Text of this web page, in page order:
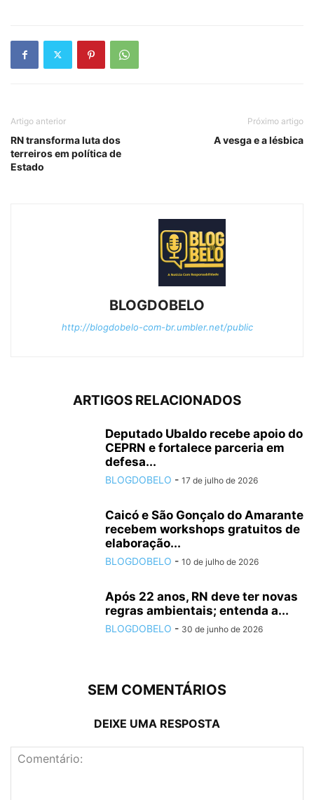
Artigo anterior
RN transforma luta dos
terreiros em política de
Estado
Próximo artigo
A vesga e a lésbica
BLOGDOBELO
http://blogdobelo-com-br.umbler.net/public
ARTIGOS RELACIONADOS
Deputado Ubaldo recebe apoio do
CEPRN e fortalece parceria em
defesa...
BLOGDOBELO - 17 de julho de 2026
Caicó e São Gonçalo do Amarante
recebem workshops gratuitos de
elaboração...
BLOGDOBELO - 10 de julho de 2026
Após 22 anos, RN deve ter novas
regras ambientais; entenda a...
BLOGDOBELO - 30 de junho de 2026
SEM COMENTÁRIOS
DEIXE UMA RESPOSTA